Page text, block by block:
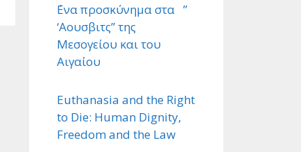
΄Ενα προσκύνημα στα ”
‘Αουσβιτς” της
Μεσογείου και του
Αιγαίου
Euthanasia and the Right
to Die: Human Dignity,
Freedom and the Law